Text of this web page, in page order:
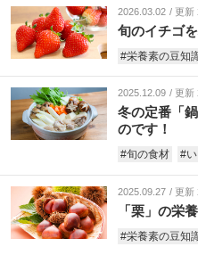
旬のイチゴ
2026.03.02 更新
#栄養素の豆知
冬の定番「
のです！
2025.12.09 更新
#旬の食材 #
「栗」の栄
2025.09.27 更新
#栄養素の豆知